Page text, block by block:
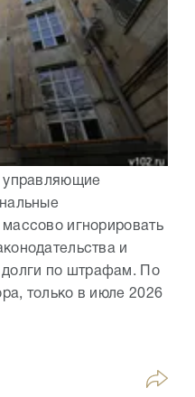
управляющие
игнорировать
и
долги по штрафам. По
только в июле 2026